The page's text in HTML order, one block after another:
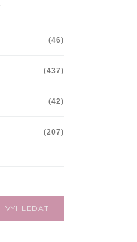
(46)
(437)
(42)
(207)
VYHLEDAT